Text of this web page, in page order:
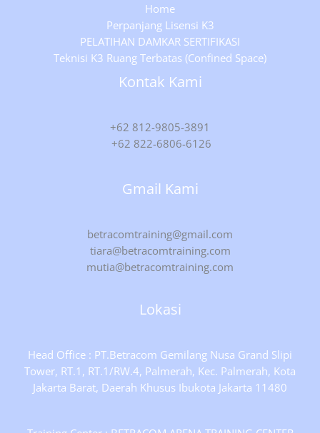
Home
Perpanjang Lisensi K3
PELATIHAN DAMKAR SERTIFIKASI
Teknisi K3 Ruang Terbatas (Confined Space)
Kontak Kami
+62 812-9805-3891
+62 822-6806-6126
Gmail Kami
betracomtraining@gmail.com
tiara@betracomtraining.com
mutia@betracomtraining.com
Lokasi
Head Office : PT.Betracom Gemilang Nusa Grand Slipi
Tower, RT.1, RT.1/RW.4, Palmerah, Kec. Palmerah, Kota
Jakarta Barat, Daerah Khusus Ibukota Jakarta 11480